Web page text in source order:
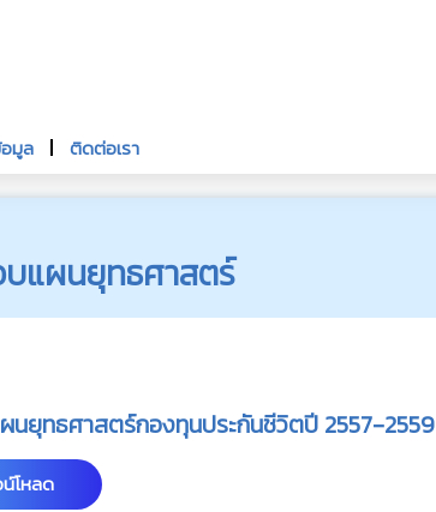
มูล ติดต่อเรา
แผนยุทธศาสตร์
นยุทธศาสตร์กองทุนประกันชีวิตปี 2557-2559
โหลด